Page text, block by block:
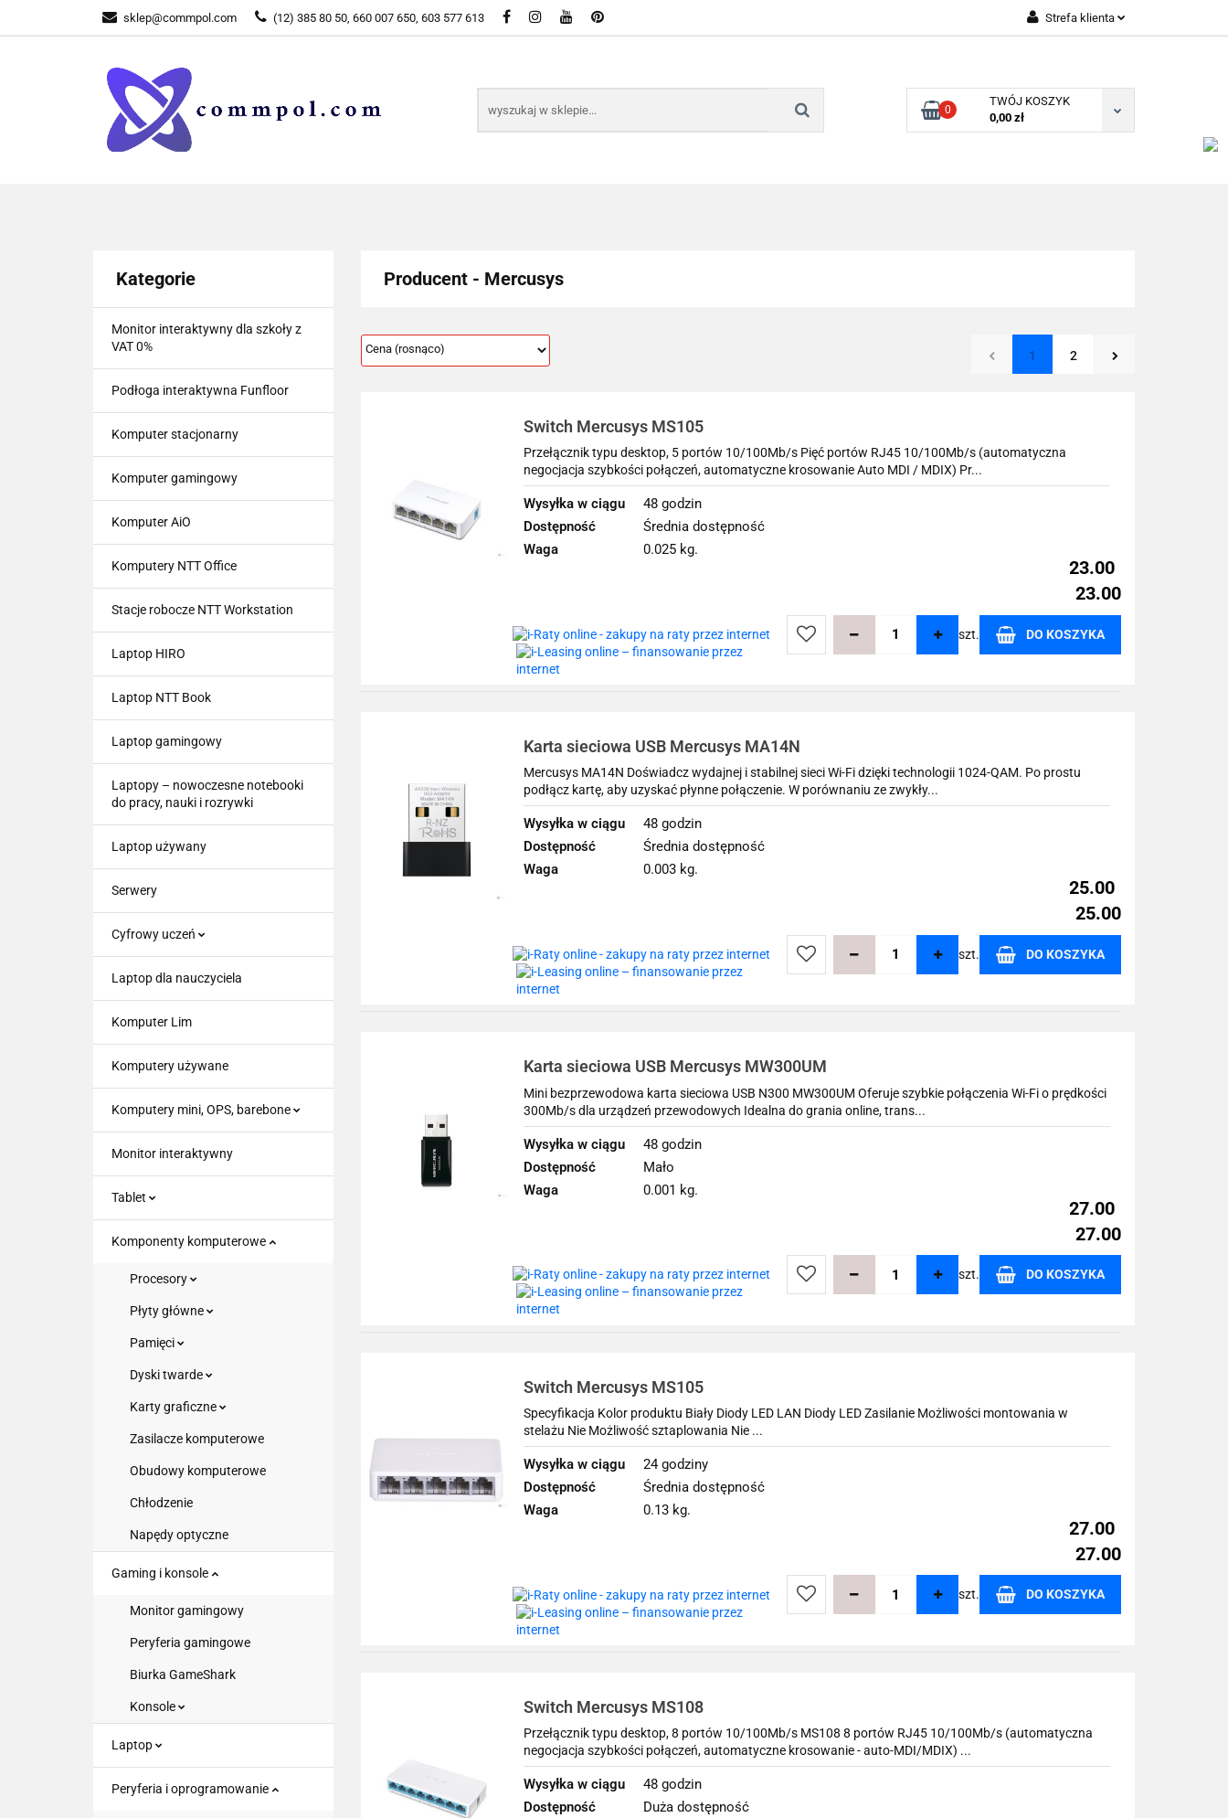
sklep@commpol.com (12) 385 80 50, 660 007 650, 603 577 613 Strefa klienta
Zarejestruj się
Dodaj zgłoszenie
0
TWÓJ KOSZYK
0,00 zł
WSZYSTKIE KATEGORIE DOSTĘPNE W SKLEPIE
Kategorie
Monitor interaktywny dla szkoły z
VAT 0%
Podłoga interaktywna Funfloor
Komputer stacjonarny
Komputer gamingowy
Komputer AiO
Komputery NTT Office
Stacje robocze NTT Workstation
Laptop HIRO
Laptop NTT Book
Laptop gamingowy
Laptopy – nowoczesne notebooki
do pracy, nauki i rozrywki
Laptop używany
Serwery
Cyfrowy uczeń
Laptop dla nauczyciela
Komputer Lim
Komputery używane
Komputery mini, OPS, barebone
Monitor interaktywny
Tablet
Komponenty komputerowe
Procesory
Płyty główne
Pamięci
Dyski twarde
Karty graficzne
Zasilacze komputerowe
Obudowy komputerowe
Chłodzenie
Napędy optyczne
Gaming i konsole
Monitor gamingowy
Peryferia gamingowe
Biurka GameShark
Konsole
Laptop
Peryferia i oprogramowanie
Producent - Mercusys
1 2
Switch Mercusys MS105
Przełącznik typu desktop, 5 portów 10/100Mb/s Pięć portów RJ45 10/100Mb/s (automatyczna
negocjacja szybkości połączeń, automatyczne krosowanie Auto MDI / MDIX) Pr...
Wysyłka w ciągu
48 godzin
Dostępność
Średnia dostępność
Waga
0.025 kg.
23.00
23.00
szt. DO KOSZYKA
Karta sieciowa USB Mercusys MA14N
Mercusys MA14N Doświadcz wydajnej i stabilnej sieci Wi-Fi dzięki technologii 1024-QAM. Po prostu
podłącz kartę, aby uzyskać płynne połączenie. W porównaniu ze zwykły...
Wysyłka w ciągu
48 godzin
Dostępność
Średnia dostępność
Waga
0.003 kg.
25.00
25.00
szt. DO KOSZYKA
Karta sieciowa USB Mercusys MW300UM
Mini bezprzewodowa karta sieciowa USB N300 MW300UM Oferuje szybkie połączenia Wi-Fi o prędkości
300Mb/s dla urządzeń przewodowych Idealna do grania online, trans...
Wysyłka w ciągu
48 godzin
Dostępność
Mało
Waga
0.001 kg.
27.00
27.00
szt. DO KOSZYKA
Switch Mercusys MS105
Specyfikacja Kolor produktu Biały Diody LED LAN Diody LED Zasilanie Możliwości montowania w
stelażu Nie Możliwość sztaplowania Nie ...
Wysyłka w ciągu
24 godziny
Dostępność
Średnia dostępność
Waga
0.13 kg.
27.00
27.00
szt. DO KOSZYKA
Switch Mercusys MS108
Przełącznik typu desktop, 8 portów 10/100Mb/s MS108 8 portów RJ45 10/100Mb/s (automatyczna
negocjacja szybkości połączeń, automatyczne krosowanie - auto-MDI/MDIX) ...
Wysyłka w ciągu
48 godzin
Dostępność
Duża dostępność